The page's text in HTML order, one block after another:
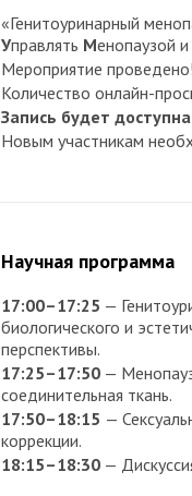
«Генитоуринарный
Управлять Менопаузой и
Мероприятие проведено!
Количество онлайн-
Запись будет
Новым участникам
Научная программа
17:00–17:25 —
биологического и
перспективы.
17:25–17:50 —
соединительная ткань.
17:50–18:15 —
коррекции.
18:15–18:30 —